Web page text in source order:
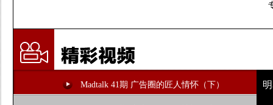
Madtalk 41期 广告圈的匠人情怀（下）